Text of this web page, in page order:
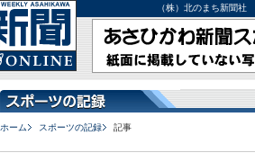
（株）北のまち新聞
ホーム スポーツの記録 記事